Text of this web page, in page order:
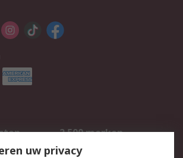
2.500 merken
Inkoopoplossingen
uw privacy